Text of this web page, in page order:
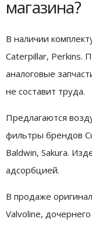
магазина?
В наличии
Caterpillar, Perkins.
аналоговые
не составит труда.
Предлагаются
фильтры брендов
Baldwin, Sakura.
адсорбцией.
В продаже
Valvoline,